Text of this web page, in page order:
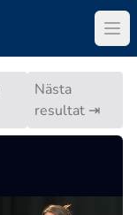
Nästa
resultat ⇥